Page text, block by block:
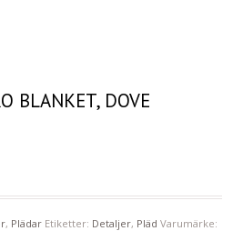
BLANKET, DOVE
, Plädar Etiketter: Detaljer, Pläd Varumärke: